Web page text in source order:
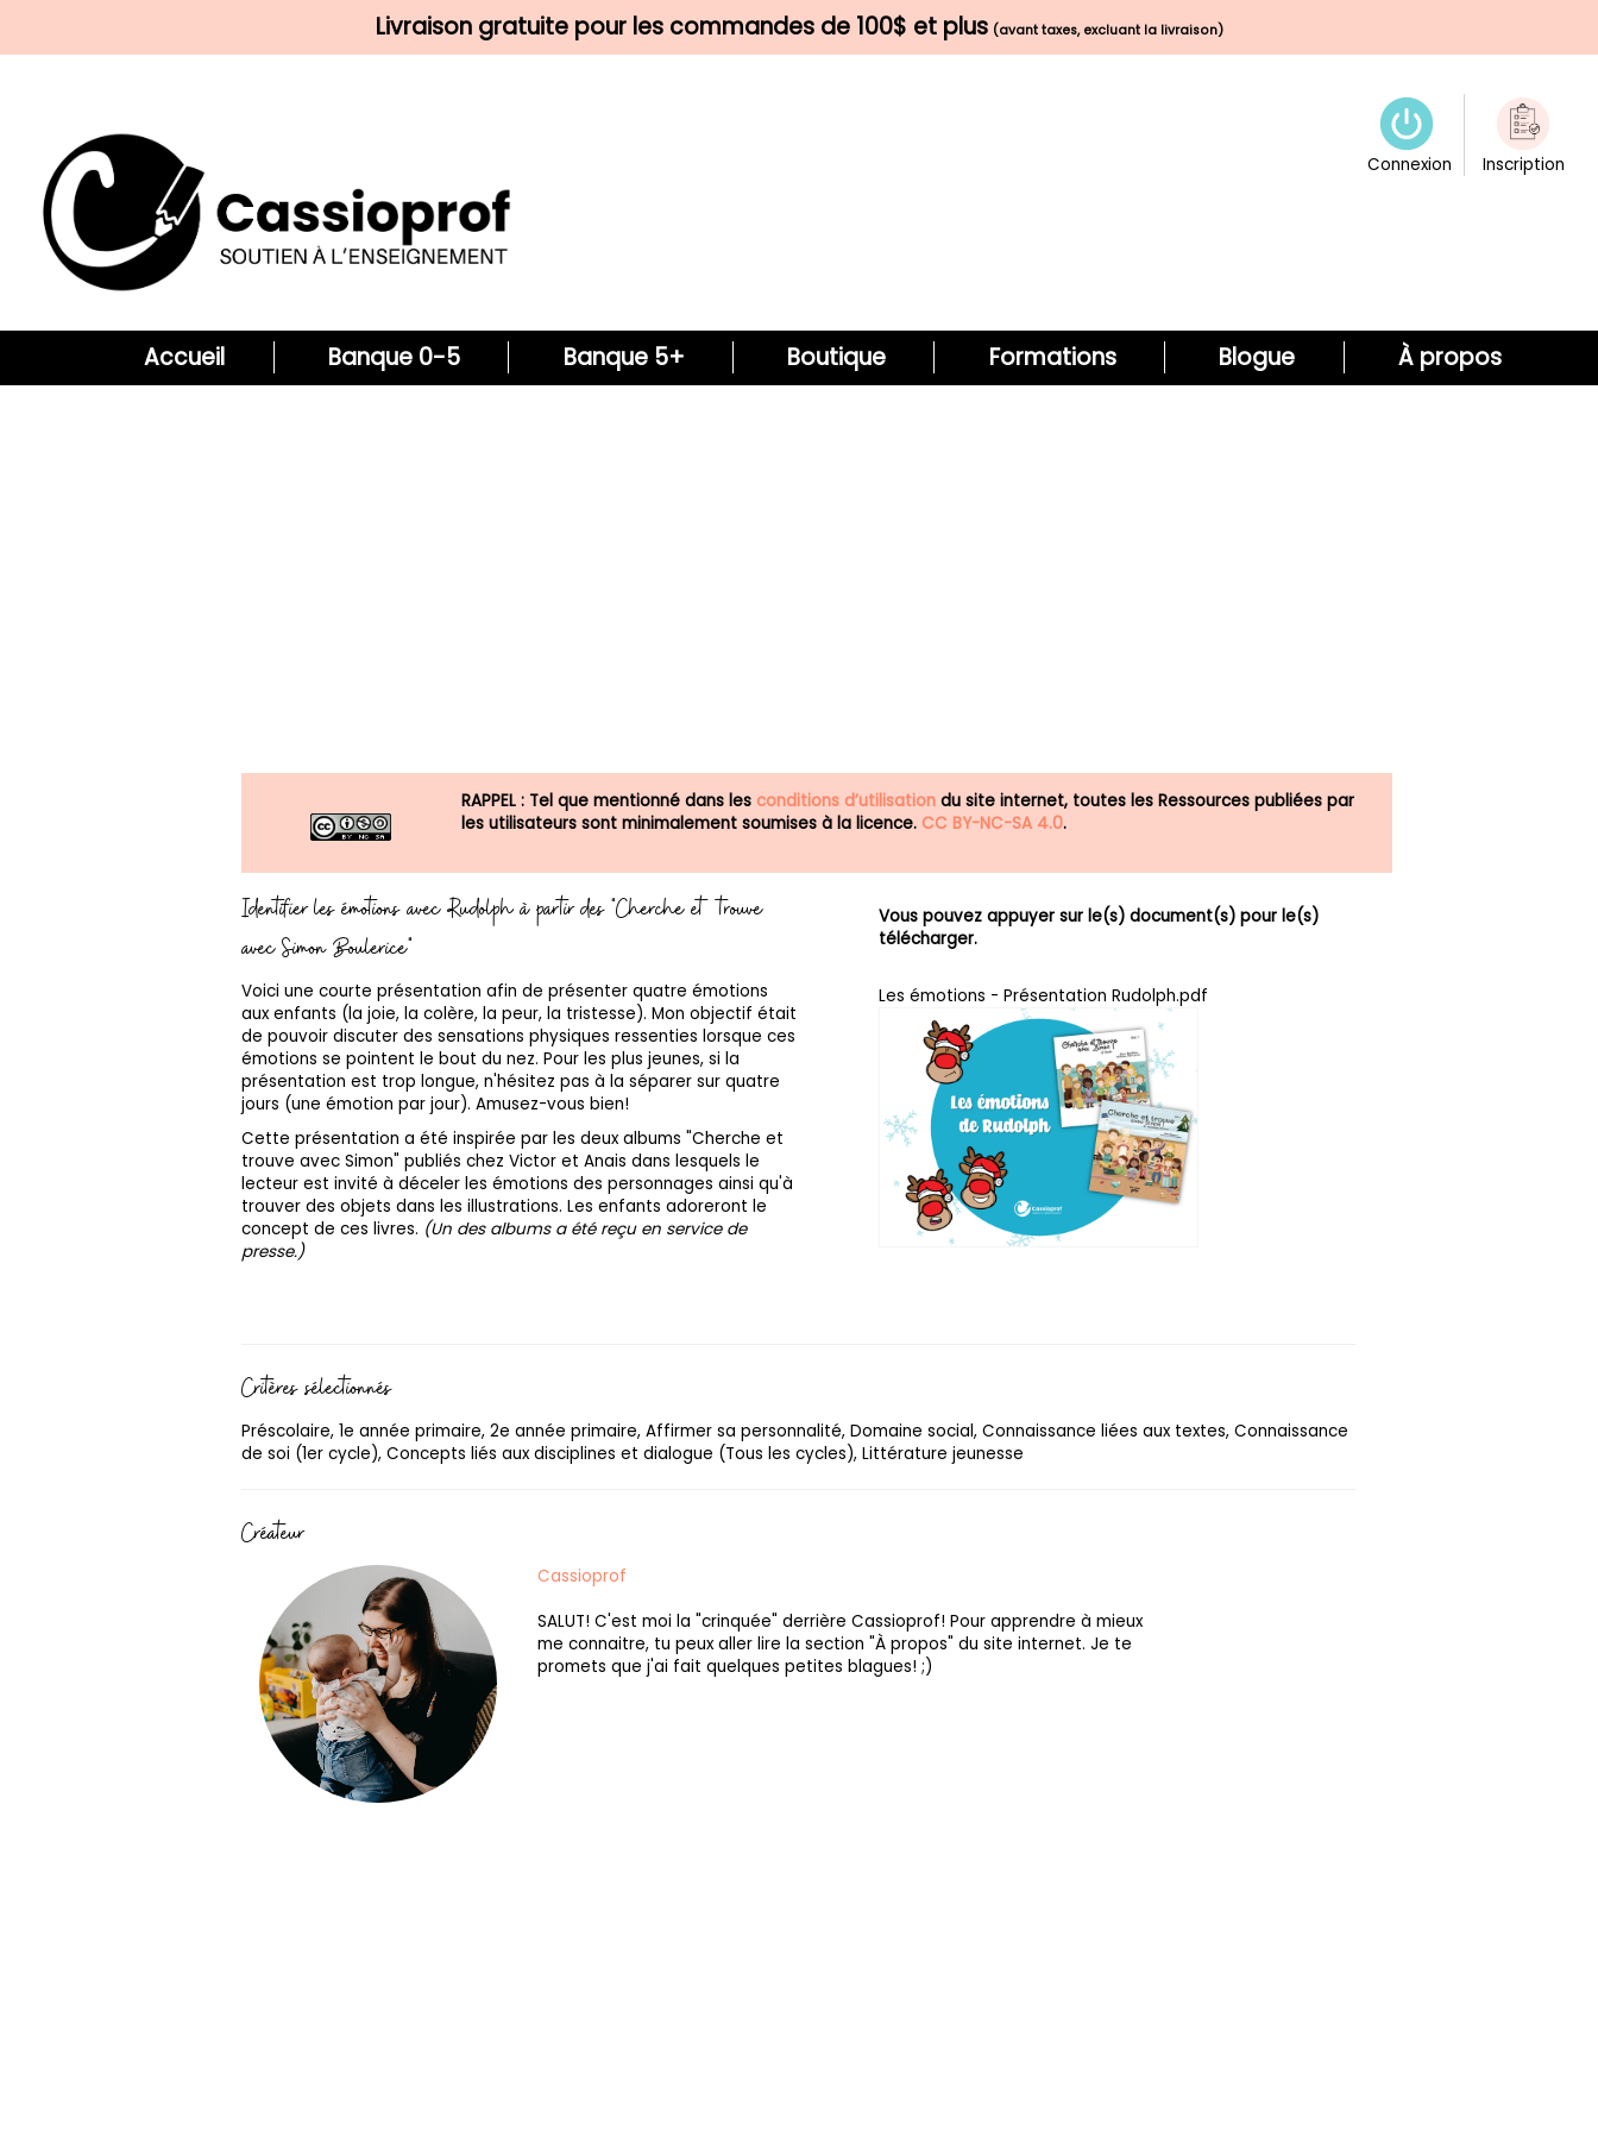
Livraison gratuite pour les commandes de 100$ et plus (avant taxes, excluant la livraison)
Connexion Inscription
Accueil Banque 0-5 Banque 5+ Boutique Formations Blogue À propos
RAPPEL : Tel que mentionné dans les conditions d’utilisation du site internet, toutes les Ressources publiées par
les utilisateurs sont minimalement soumises à la licence. CC BY-NC-SA 4.0.
Identifier les émotions avec Rudolph à partir des "Cherche et trouve
avec Simon Boulerice"
Voici une courte présentation afin de présenter quatre émotions
aux enfants (la joie, la colère, la peur, la tristesse). Mon objectif était
de pouvoir discuter des sensations physiques ressenties lorsque ces
émotions se pointent le bout du nez. Pour les plus jeunes, si la
présentation est trop longue, n'hésitez pas à la séparer sur quatre
jours (une émotion par jour). Amusez-vous bien!
Cette présentation a été inspirée par les deux albums "Cherche et
trouve avec Simon" publiés chez Victor et Anais dans lesquels le
lecteur est invité à déceler les émotions des personnages ainsi qu'à
trouver des objets dans les illustrations. Les enfants adoreront le
concept de ces livres. (Un des albums a été reçu en service de
presse.)
Vous pouvez appuyer sur le(s) document(s) pour le(s)
télécharger.
Les émotions - Présentation Rudolph.pdf
Critères sélectionnés
Préscolaire, 1e année primaire, 2e année primaire, Affirmer sa personnalité, Domaine social, Connaissance liées aux textes, Connaissance
de soi (1er cycle), Concepts liés aux disciplines et dialogue (Tous les cycles), Littérature jeunesse
Créateur
Cassioprof
SALUT! C'est moi la "crinquée" derrière Cassioprof! Pour apprendre à mieux
me connaitre, tu peux aller lire la section "À propos" du site internet. Je te
promets que j'ai fait quelques petites blagues! ;)